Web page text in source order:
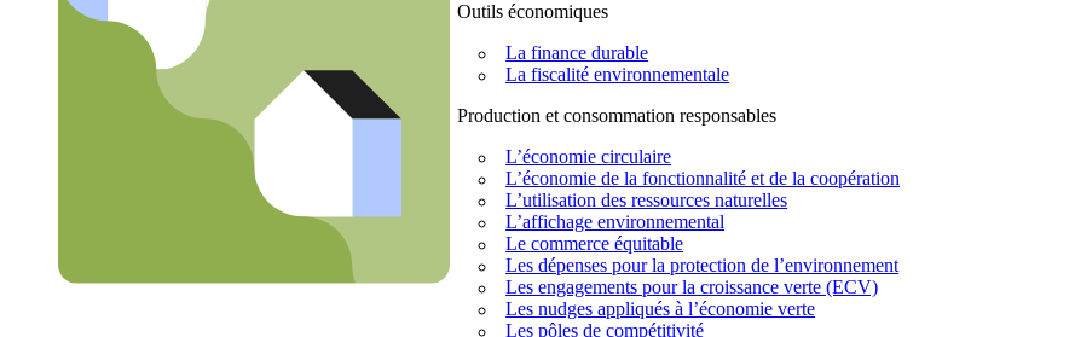
Outils économiques
La finance durable
La fiscalité environnementale
Production et consommation responsables
L’économie circulaire
L’économie de la fonctionnalité et de la coopération
L’utilisation des ressources naturelles
L’affichage environnemental
Le commerce équitable
Les dépenses pour la protection de l’environnement
Les engagements pour la croissance verte (ECV)
Les nudges appliqués à l’économie verte
Les pôles de compétitivité